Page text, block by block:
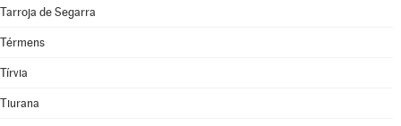
Tarroja de Segarra
Térmens
Tírvia
Tiurana